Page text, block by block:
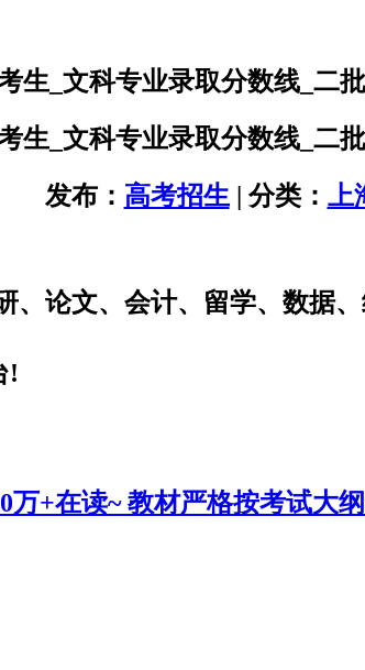
生_文科专业录取分数线_二
生_文科专业录取分数线_二
发布： 高考招生| 分类： 上
、论文、会计、留学、数据
!
+在读~ 教材严格按考试大